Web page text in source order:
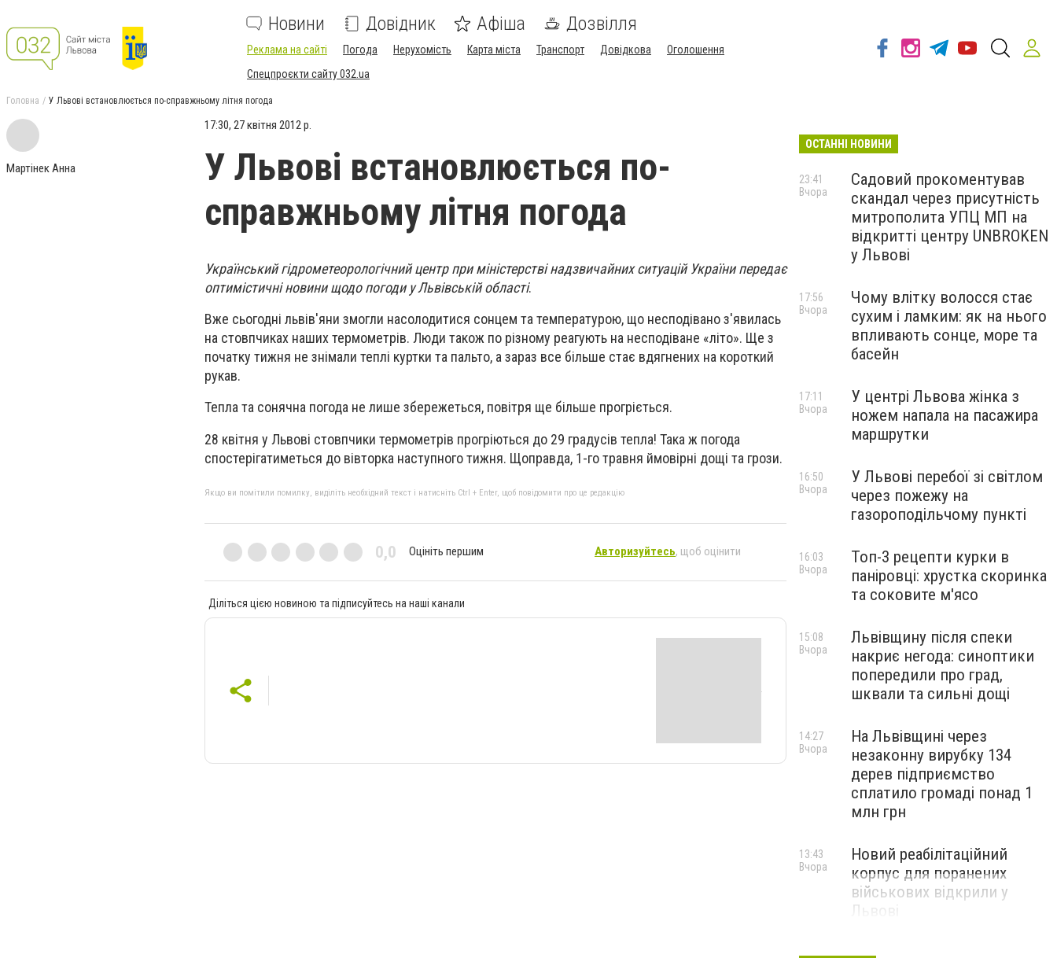
Новини Довідник Афіша Дозвілля
Реклама на сайті Погода Нерухомість Карта міста Транспорт Довідкова
Оголошення
Спецпроєкти сайту 032.ua
Головна У Львові встановлюється по-справжньому літня погода
Мартінек Анна
17:30, 27 квітня 2012 р.
У Львові встановлюється по-
справжньому літня погода
Український гідрометеорологічний центр при міністерстві надзвичайних ситуацій України передає
оптимістичні новини щодо погоди у Львівській області.
Вже сьогодні львів'яни змогли насолодитися сонцем та температурою, що несподівано з'явилась
на стовпчиках наших термометрів. Люди також по різному реагують на несподіване «літо». Ще з
початку тижня не знімали теплі куртки та пальто, а зараз все більше стає вдягнених на короткий
рукав.
Тепла та сонячна погода не лише збережеться, повітря ще більше прогріється.
28 квітня у Львові стовпчики термометрів прогріються до 29 градусів тепла! Така ж погода
спостерігатиметься до вівторка наступного тижня. Щоправда, 1-го травня ймовірні дощі та грози.
Якщо ви помітили помилку, виділіть необхідний текст і натисніть Ctrl + Enter, щоб повідомити про це редакцію
0,0 Оцініть першим Авторизуйтесь, щоб оцінити
Діліться цією новиною та підписуйтесь на наші канали
ОСТАННІ НОВИНИ
Садовий прокоментував
скандал через присутність
митрополита УПЦ МП на
відкритті центру UNBROKEN
у Львові
23:41
Вчора
Чому влітку волосся стає
сухим і ламким: як на нього
впливають сонце, море та
басейн
17:56
Вчора
У центрі Львова жінка з
ножем напала на пасажира
маршрутки
17:11
Вчора
У Львові перебої зі світлом
через пожежу на
газороподільчому пункті
16:50
Вчора
Топ-3 рецепти курки в
паніровці: хрустка скоринка
та соковите м'ясо
16:03
Вчора
Львівщину після спеки
накриє негода: синоптики
попередили про град,
шквали та сильні дощі
15:08
Вчора
На Львівщині через
незаконну вирубку 134
дерев підприємство
сплатило громаді понад 1
млн грн
14:27
Вчора
Новий реабілітаційний
корпус для поранених
військових відкрили у
Львові
13:43
Вчора